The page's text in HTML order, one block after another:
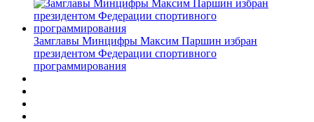
Замглавы Минцифры Максим Паршин избран
президентом Федерации спортивного
программирования